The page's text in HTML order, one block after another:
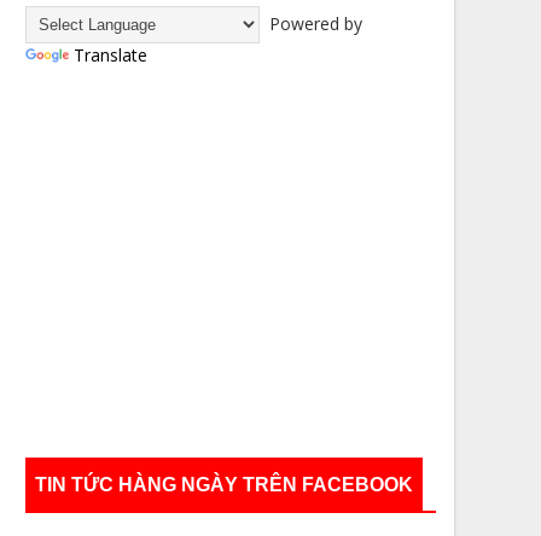
Powered by
Translate
TIN TỨC HÀNG NGÀY TRÊN FACEBOOK